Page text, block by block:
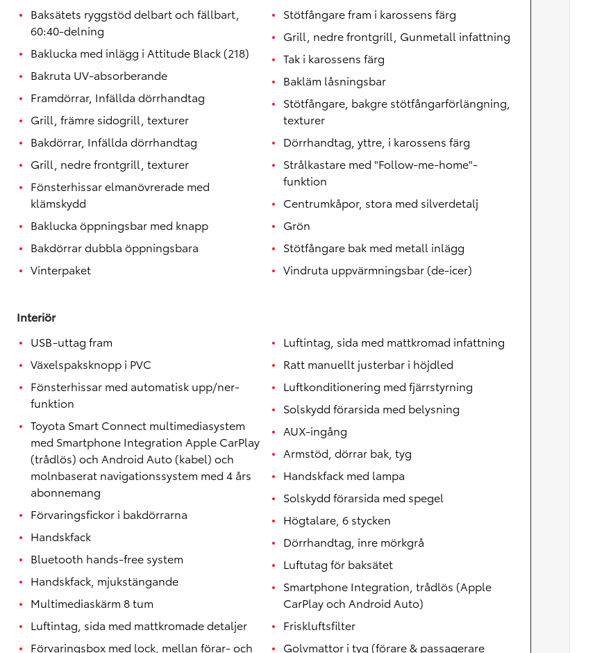
Baksätets ryggstöd delbart och fällbart,
60:40-delning
Baklucka med inlägg i Attitude Black (218)
Bakruta UV-absorberande
Framdörrar, Infällda dörrhandtag
Grill, främre sidogrill, texturer
Bakdörrar, Infällda dörrhandtag
Grill, nedre frontgrill, texturer
Fönsterhissar elmanövrerade med
klämskydd
Baklucka öppningsbar med knapp
Bakdörrar dubbla öppningsbara
Vinterpaket
Stötfångare fram i karossens färg
Grill, nedre frontgrill, Gunmetall infattning
Tak i karossens färg
Bakläm låsningsbar
Stötfångare, bakgre stötfångarförlängning,
texturer
Dörrhandtag, yttre, i karossens färg
Strålkastare med "Follow-me-home"-
funktion
Centrumkåpor, stora med silverdetalj
Grön
Stötfångare bak med metall inlägg
Vindruta uppvärmningsbar (de-icer)
Interiör
USB-uttag fram
Växelspaksknopp i PVC
Fönsterhissar med automatisk upp/ner-
funktion
Toyota Smart Connect multimediasystem
med Smartphone Integration Apple CarPlay
(trådlös) och Android Auto (kabel) och
molnbaserat navigationssystem med 4 års
abonnemang
Förvaringsfickor i bakdörrarna
Handskfack
Bluetooth hands-free system
Handskfack, mjukstängande
Multimediaskärm 8 tum
Luftintag, sida med mattkromade detaljer
Förvaringsbox med lock, mellan förar- och
Luftintag, sida med mattkromad infattning
Ratt manuellt justerbar i höjdled
Luftkonditionering med fjärrstyrning
Solskydd förarsida med belysning
AUX-ingång
Armstöd, dörrar bak, tyg
Handskfack med lampa
Solskydd förarsida med spegel
Högtalare, 6 stycken
Dörrhandtag, inre mörkgrå
Luftutag för baksätet
Smartphone Integration, trådlös (Apple
CarPlay och Android Auto)
Friskluftsfilter
Golvmattor i tyg (förare & passagerare